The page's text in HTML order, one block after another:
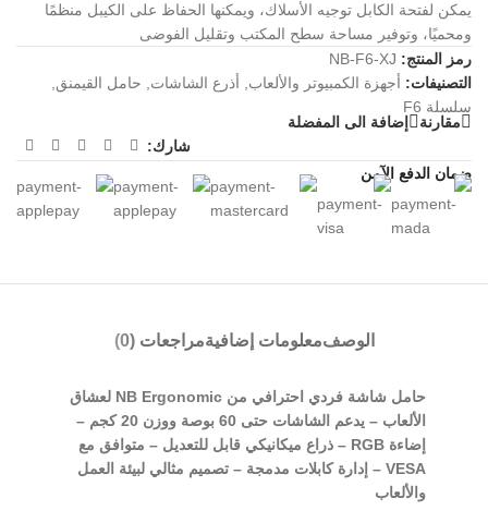
يمكن لفتحة الكابل توجيه الأسلاك، ويمكنها الحفاظ على الكيبل منظمًا
ومحميًا، وتوفير مساحة سطح المكتب وتقليل الفوضى
رمز المنتج: NB-F6-XJ
التصنيفات: أجهزة الكمبيوتر والألعاب أذرع الشاشات حامل القيمنق
سلسلة F6
مقارنة
إضافة الى المفضلة
شارك:
ضمان الدفع الآمن
الوصفمعلومات إضافيةمراجعات (0)
حامل شاشة فردي احترافي من NB Ergonomic لعشاق
الألعاب – يدعم الشاشات حتى 60 بوصة ووزن 20 كجم –
إضاءة RGB – ذراع ميكانيكي قابل للتعديل – متوافق مع
VESA – إدارة كابلات مدمجة – تصميم مثالي لبيئة العمل
والألعاب